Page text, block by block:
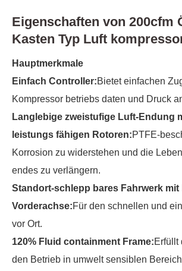
Eigenschaften von 200cfm
Kasten Typ Luft
Hauptmerkmale
Einfach Controller:Bietet einfachen
Kompressor betriebs daten und Druck
Langlebige zweistufige Luft-Endung
leistungs fähigen Rotoren:PTFE-
Korrosion zu widerstehen und die
endes zu verlängern.
Standort-schlepp bares Fahrwerk mit
Vorderachse:Für den schnellen und
vor Ort.
120% Fluid containment Frame:Erfüllt
den Betrieb in umwelt sensiblen